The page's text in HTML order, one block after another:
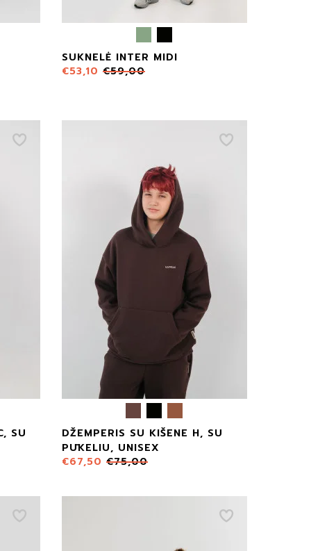
SUKNELĖ INTER MIDI
€53,10 €59,00
SU
DŽEMPERIS SU KIŠENE H, SU
PŪKELIU, UNISEX
€67,50 €75,00